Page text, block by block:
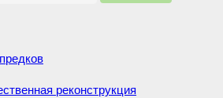
реконструкция